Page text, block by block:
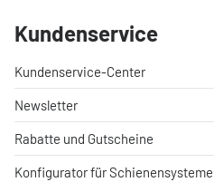
Kundenservice
Kundenservice-Center
Newsletter
Rabatte und Gutscheine
Konfigurator für Schienensysteme